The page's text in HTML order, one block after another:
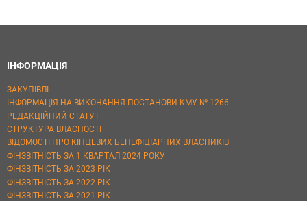
ІНФОРМАЦІЯ
ЗАКУПІВЛІ
ІНФОРМАЦІЯ НА ВИКОНАННЯ ПОСТАНОВИ КМУ № 1266
РЕДАКЦІЙНИЙ СТАТУТ
СТРУКТУРА ВЛАСНОСТІ
ВІДОМОСТІ ПРО КІНЦЕВИХ БЕНЕФІЦІАРНИХ ВЛАСНИКІВ
ФІНЗВІТНІСТЬ ЗА 1 КВАРТАЛ 2024 РОКУ
ФІНЗВІТНІСТЬ ЗА 2023 РІК
ФІНЗВІТНІСТЬ ЗА 2022 РІК
ФІНЗВІТНІСТЬ ЗА 2021 РІК